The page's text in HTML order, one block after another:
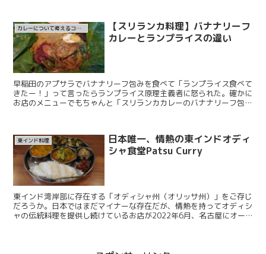
カレーについて考えるコラム
【スリランカ料理】バナナリーフ
カレーとランプライスの違い
早稲田のアプサラでバナナリーフ包みを食べて「ランプライス食べて
きたー！」って言ったらランプライス原理主義者に怒られた。確かに
お店のメニューでもちゃんと「スリランカカレーのバナナリーフ包
東インド料理
日本唯一、情熱の東インドオディ
シャ食堂Patsu Curry
東インド湾岸部に存在する「オディシャ州（オリッサ州）」をご存じ
だろうか。日本ではまだマイナーな存在だが、情熱を持ってオディシ
ャの伝統料理を提供し続けているお店が2022年6月、名古屋にオー